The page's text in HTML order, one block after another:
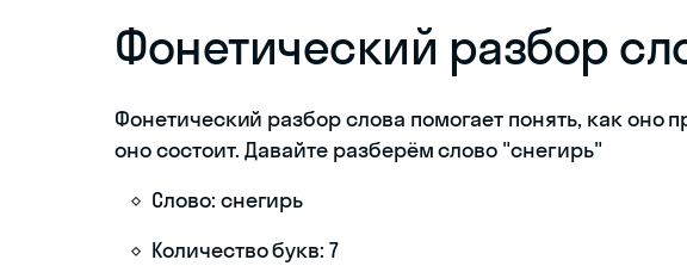
Фонетический разбор
Фонетический разбор слова помогает понять, как оно
оно состоит. Давайте разберём слово "снегирь"
Слово: снегирь
Количество букв: 7